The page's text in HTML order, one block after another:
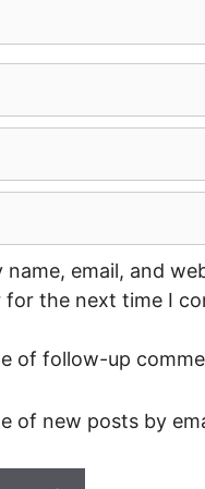
name, email, and
for the next time I
of follow-up
of new posts by